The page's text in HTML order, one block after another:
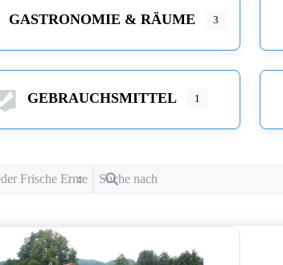
GASTRONOMIE & RÄUME 3
GEBRAUCHSMITTEL 1
auswählen Suche nach